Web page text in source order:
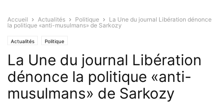
Accueil Actualités Politique
La Une du journal Libération dénonce
la politique «anti-musulmans» de Sarkozy
Actualités Politique
La Une du journal Libération
dénonce la politique «anti-
musulmans» de Sarkozy